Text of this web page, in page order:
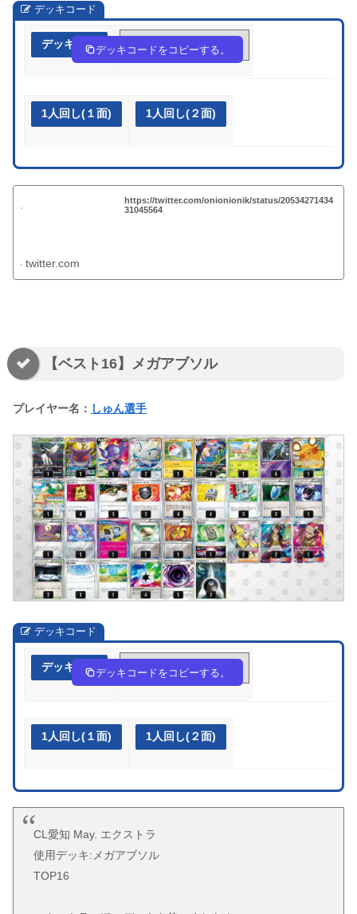
デッキコード
デッキ作成 dbbFfF-UqzI3W-kkkbvf
デッキコードをコピーする。
1人回し(１面) 1人回し(２面)
https://twitter.com/onionionik/status/20534271434
31045564
twitter.com
【ベスト16】メガアブソル
プレイヤー名： しゅん選手
デッキコード
デッキ作成 8cY8cc-3eQBxJ-c8Kx8G
デッキコードをコピーする。
1人回し(１面) 1人回し(２面)
CL愛知 May. エクストラ
使用デッキ:メガアブソル
TOP16